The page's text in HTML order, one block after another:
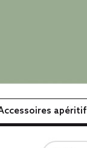
apéritif